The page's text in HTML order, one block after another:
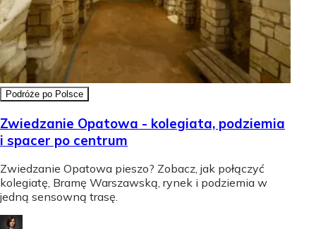
Podróże po Polsce
Zwiedzanie Opatowa - kolegiata, podziemia
i spacer po centrum
Zwiedzanie Opatowa pieszo? Zobacz, jak połączyć
kolegiatę, Bramę Warszawską, rynek i podziemia w
jedną sensowną trasę.